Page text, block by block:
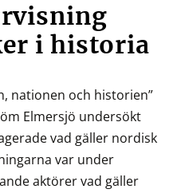
i historia
nationen och historien”
Elmersjö undersökt
vad gäller nordisk
var under
aktörer vad gäller